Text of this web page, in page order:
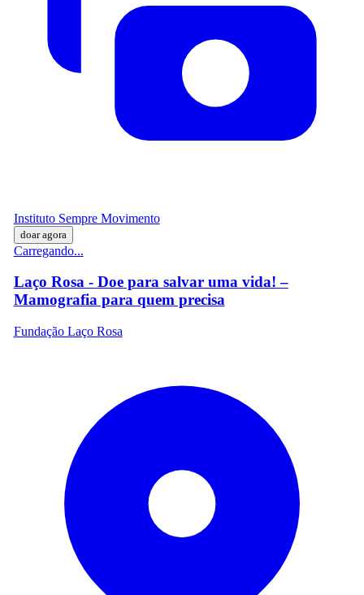
Instituto Sempre Movimento
doar agora
Carregando...
Laço Rosa - Doe para salvar uma vida! –
Mamografia para quem precisa
Fundação Laço Rosa